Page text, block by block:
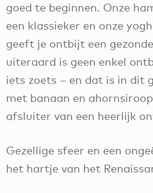
goed te beginnen. Onze
een klassieker en onze
geeft je ontbijt een
uiteraard is geen enkel
iets zoets – en dat is in dit
met banaan en
afsluiter van een heerlijk
Gezellige sfeer en een
het hartje van het